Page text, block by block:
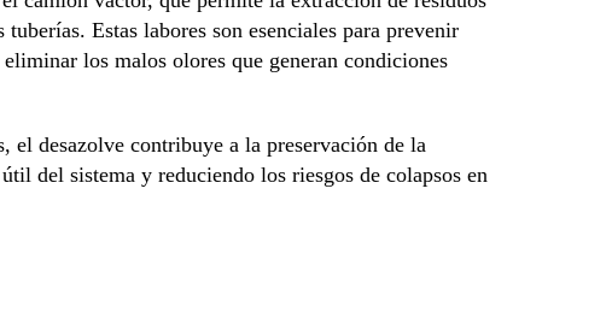
Estas labores son esenciales para prevenir
los malos olores que generan condiciones
el desazolve contribuye a la preservación de la
del sistema y reduciendo los riesgos de colapsos en